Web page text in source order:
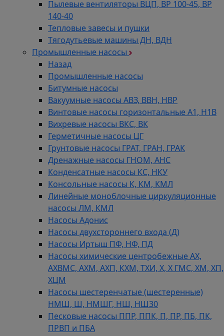
Пылевые вентиляторы ВЦП, ВР 100-45, ВР
140-40
Тепловые завесы и пушки
Тягодутьевые машины ДН, ВДН
Промышленные насосы
Назад
Промышленные насосы
Битумные насосы
Вакуумные насосы АВЗ, ВВН, НВР
Винтовые насосы горизонтальные А1, Н1В
Вихревые насосы ВКС, ВК
Герметичные насосы ЦГ
Грунтовые насосы ГРАТ, ГРАН, ГРАК
Дренажные насосы ГНОМ, АНС
Конденсатные насосы КС, НКУ
Консольные насосы К, КМ, КМЛ
Линейные моноблочные циркуляционные
насосы ЛМ, КМЛ
Насосы Адонис
Насосы двухстороннего входа (Д)
Насосы Иртыш ПФ, НФ, ПД
Насосы химические центробежные АХ,
АХВМС, АХМ, АХП, КХМ, ТХИ, Х, Х ГМС, ХМ, ХП,
ХЦМ
Насосы шестеренчатые (шестеренные)
НМШ, Ш, НМШГ, НШ, НШ30
Песковые насосы ППР, ППК, П, ПР, ПБ, ПК,
ПРВП и ПБА